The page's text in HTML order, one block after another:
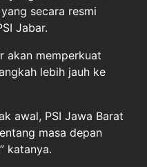
secara resmi
Jabar.
akan memperkuat
lebih jauh ke
awal, PSI Jawa Barat
masa depan
katanya.